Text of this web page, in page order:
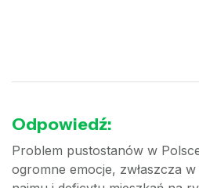
Odpowiedź:
Problem pustostanów w
ogromne emocje, zwłaszcza